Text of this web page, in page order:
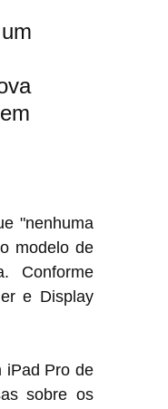
modelo de
Conforme
e Display
sobre os